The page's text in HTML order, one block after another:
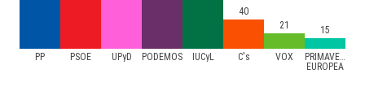
PP PSOE UPyD PODEMOS IUCyL C's VOX
PRIMAVERA
EUROPEA
40
21
15